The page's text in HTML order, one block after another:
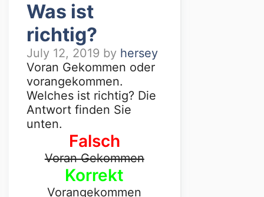
Was ist
richtig?
July 12, 2019 by hersey
Voran Gekommen oder
vorangekommen.
Welches ist richtig? Die
Antwort finden Sie
unten.
Falsch
Voran Gekommen
Korrekt
Vorangekommen